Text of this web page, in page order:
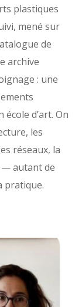
plastiques
mené sur
de
archive
: une
d’art. On
les
réseaux, la
— autant de
pratique.